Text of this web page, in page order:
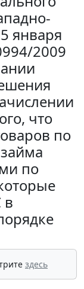
января
2009
что
по
по
в
здесь